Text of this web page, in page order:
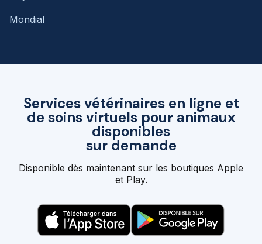
Services vétérinaires en ligne et
de soins virtuels pour animaux
disponibles
sur demande
Disponible dès maintenant sur les boutiques Apple
et Play.
Mondial